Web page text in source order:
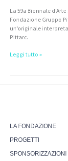
La 59a Biennale
Fondazione Gruppo
un’originale
Pittarc.
Leggi tutto »
LA FONDAZIONE
PROGETTI
SPONSORIZZAZIONI